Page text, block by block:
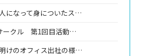
になって身についたス…
ークル 第1回目活動…
けのオフィス出社の様…